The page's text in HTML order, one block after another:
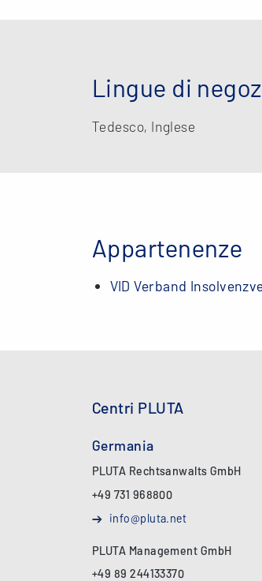
Lingue di
Tedesco, Inglese
Appartenenze
VID Verband
Centri PLUTA
Germania
PLUTA Rechtsanwalts GmbH
+49 731 968800
info@pluta.net
PLUTA Management GmbH
+49 89 244133370